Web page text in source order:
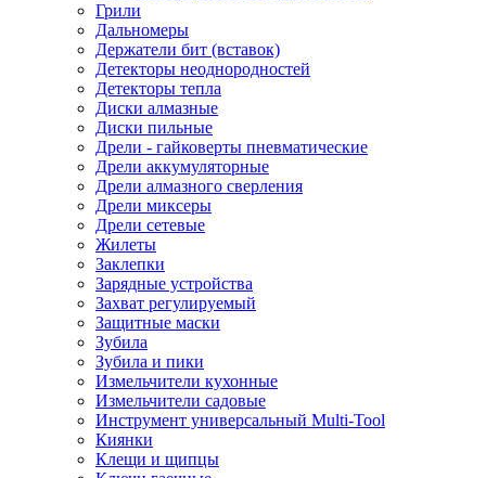
Грили
Дальномеры
Держатели бит (вставок)
Детекторы неоднородностей
Детекторы тепла
Диски алмазные
Диски пильные
Дрели - гайковерты пневматические
Дрели аккумуляторные
Дрели алмазного сверления
Дрели миксеры
Дрели сетевые
Жилеты
Заклепки
Зарядные устройства
Захват регулируемый
Защитные маски
Зубила
Зубила и пики
Измельчители кухонные
Измельчители садовые
Инструмент универсальный Multi-Tool
Киянки
Клещи и щипцы